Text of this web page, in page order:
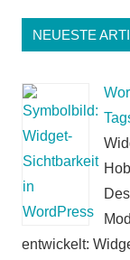
Beiträge
NEUESTE
entwickelt: